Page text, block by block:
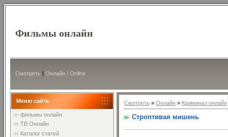
Фильмы онлайн
Смотреть | Онлайн / Online
Меню сайта
фильмы онлайн
ТВ Онлайн
Каталог статей
Смотреть » Онлайн » Криминал онлайн
Строптивая мишень